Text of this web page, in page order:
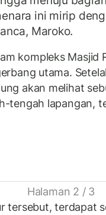
ini mirip
Maroko.
kompleks Masjid
utama.
akan melihat
tengah lapangan,
Halaman 2 / 3
tersebut, terdapat